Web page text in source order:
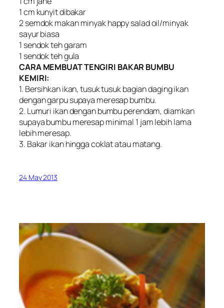
1 cm kunyit dibakar
2 semdok makan minyak happy salad oil/minyak
sayur biasa
1 sendok teh garam
1 sendok teh gula
CARA MEMBUAT TENGIRI BAKAR BUMBU
KEMIRI:
1. Bersihkan ikan, tusuk tusuk bagian daging ikan
dengan garpu supaya meresap bumbu.
2. Lumuri ikan dengan bumbu perendam, diamkan
supaya bumbu meresap minimal 1 jam lebih lama
lebih meresap.
3. Bakar ikan hingga coklat atau matang.
24 May 2013